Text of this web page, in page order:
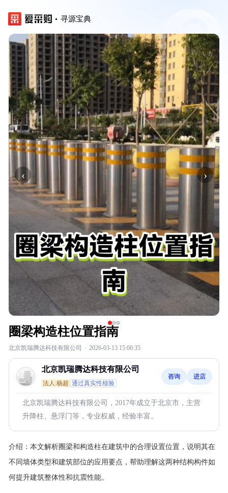
寻源宝典
‹ ›
圈梁构造柱位置指南
北京凯瑞腾达科技有限公司 · 2026-03-13 15:00:35
北京凯瑞腾达科技有限公司
法人:杨超 通过真实性核验
咨询 进店
北京凯瑞腾达科技有限公司，2017年成立于北京市，主营
升降柱、悬浮门等，专业权威，经验丰富。
介绍： 本文解析圈梁和构造柱在建筑中的合理设置位置，说明其在
不同墙体类型和建筑部位的应用要点，帮助理解这两种结构构件如
何提升建筑整体性和抗震性能。